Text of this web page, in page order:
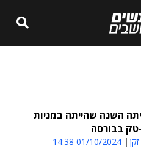
השנה שהייתה במניות
טק בבורסה
01/10/2024 14:38